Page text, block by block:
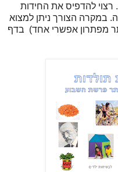
להדפיס את החידות
במקרה הצורך ניתן למצוא
מפתרון אפשרי אחד) בדף